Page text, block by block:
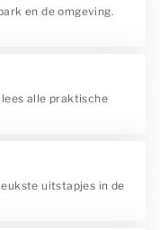
en de omgeving.
alle praktische
uitstapjes in de